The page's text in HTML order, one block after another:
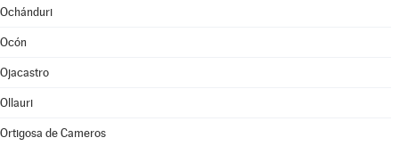
Ochánduri
Ocón
Ojacastro
Ollauri
Ortigosa de Cameros